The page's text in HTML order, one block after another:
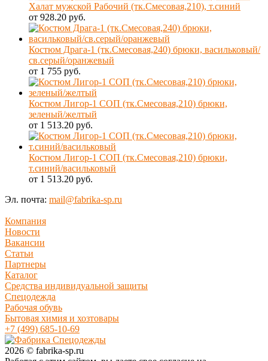
Халат мужской Рабочий (тк.Смесовая,210), т.синий
от 928.20 руб.
Костюм Драга-1 (тк.Смесовая,240) брюки, васильковый/
св.серый/оранжевый
от 1 755 руб.
Костюм Лигор-1 СОП (тк.Смесовая,210) брюки,
зеленый/желтый
от 1 513.20 руб.
Костюм Лигор-1 СОП (тк.Смесовая,210) брюки,
т.синий/васильковый
от 1 513.20 руб.
Эл. почта: mail@fabrika-sp.ru
Компания
Новости
Вакансии
Статьи
Партнеры
Каталог
Средства индивидуальной защиты
Спецодежда
Рабочая обувь
Бытовая химия и хозтовары
+7 (499) 685-10-69
2026 © fabrika-sp.ru